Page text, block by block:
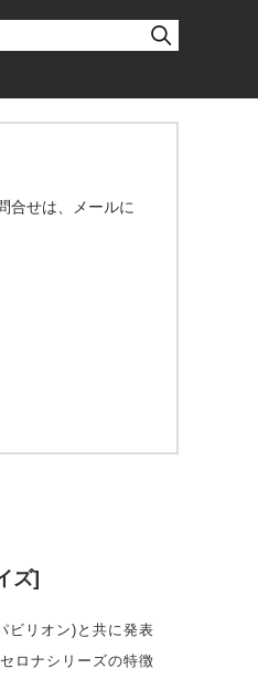
合せは、メールに
ズ]
ビリオン)と共に発表
ロナシリーズの特徴